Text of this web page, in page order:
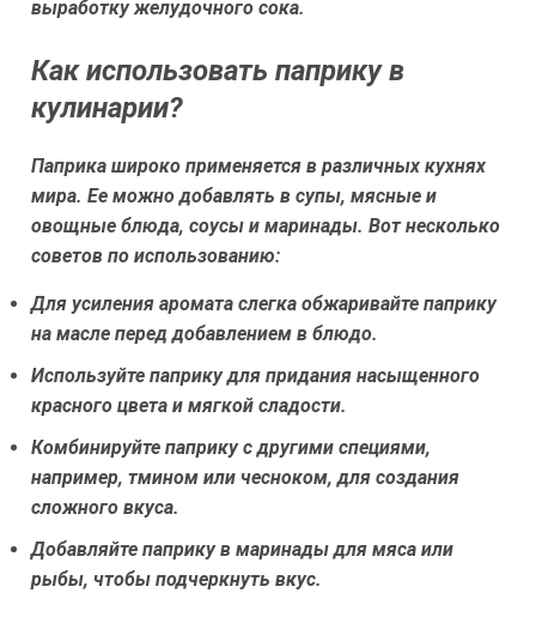
выработку желудочного сока.
Как использовать паприку в
кулинарии?
Паприка широко применяется в различных кухнях
мира. Ее можно добавлять в супы, мясные и
овощные блюда, соусы и маринады. Вот несколько
советов по использованию:
Для усиления аромата слегка обжаривайте паприку
на масле перед добавлением в блюдо.
Используйте паприку для придания насыщенного
красного цвета и мягкой сладости.
Комбинируйте паприку с другими специями,
например, тмином или чесноком, для создания
сложного вкуса.
Добавляйте паприку в маринады для мяса или
рыбы, чтобы подчеркнуть вкус.